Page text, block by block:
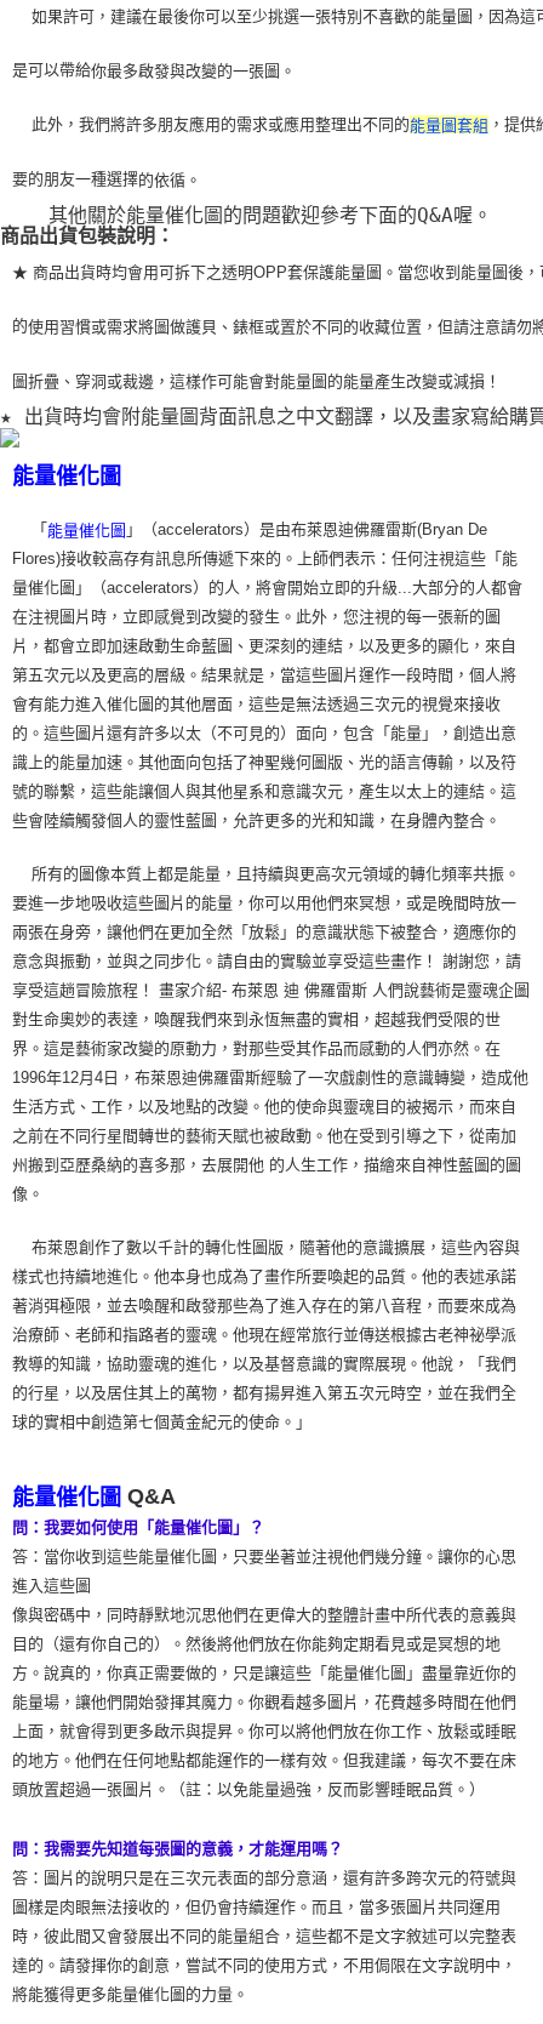
如果許可，建議在最後你可以至少挑選一張特別不喜歡的能量圖，因為這
是可以帶給你最多啟發與改變的一張圖。
    此外，我們將許多朋友應用的需求或應用整理出不同的
能量圖套組 ，提供
要的朋友一種選擇的依循。
    其他關於能量催化圖的問題歡迎參考下面的Q&A喔。
商品出貨包裝說明：
★ 商品出貨時均會用可拆下之透明OPP套保護能量圖。當您收到能量圖後，
的使用習慣或需求將圖做護貝、錶框或置於不同的收藏位置，但請注意請勿
圖折疊、穿洞或裁邊，這樣作可能會對能量圖的能量產生改變或減損！
★ 出貨時均會附能量圖背面訊息之中文翻譯，以及畫家寫給購
能量催化圖
「能量催化圖 」（accelerators）是由布萊恩迪佛羅雷斯(Bryan De
Flores)接收較高存有訊息所傳遞下來的。上師們表示：任何注視這些「能
量催化圖」（accelerators）的人，將會開始立即的升級...大部分的人都會
在注視圖片時，立即感覺到改變的發生。此外，您注視的每一張新的圖
片，都會立即加速啟動生命藍圖、更深刻的連結，以及更多的顯化，來自
第五次元以及更高的層級。結果就是，當這些圖片運作一段時間，個人將
會有能力進入催化圖的其他層面，這些是無法透過三次元的視覺來接收
的。這些圖片還有許多以太（不可見的）面向，包含「能量」，創造出意
識上的能量加速。其他面向包括了神聖幾何圖版、光的語言傳輸，以及符
號的聯繫，這些能讓個人與其他星系和意識次元，產生以太上的連結。這
些會陸續觸發個人的靈性藍圖，允許更多的光和知識，在身體內整合。
所有的圖像本質上都是能量，且持續與更高次元領域的轉化頻率共振。
要進一步地吸收這些圖片的能量，你可以用他們來冥想，或是晚間時放一
兩張在身旁，讓他們在更加全然「放鬆」的意識狀態下被整合，適應你的
意念與振動，並與之同步化。請自由的實驗並享受這些畫作！ 謝謝您，請
享受這趟冒險旅程！ 畫家介紹- 布萊恩 迪 佛羅雷斯 人們說藝術是靈魂企圖
對生命奧妙的表達，喚醒我們來到永恆無盡的實相，超越我們受限的世
界。這是藝術家改變的原動力，對那些受其作品而感動的人們亦然。在
1996年12月4日，布萊恩迪佛羅雷斯經驗了一次戲劇性的意識轉變，造成他
生活方式、工作，以及地點的改變。他的使命與靈魂目的被揭示，而來自
之前在不同行星間轉世的藝術天賦也被啟動。他在受到引導之下，從南加
州搬到亞歷桑納的喜多那，去展開他 的人生工作，描繪來自神性藍圖的圖
像。
布萊恩創作了數以千計的轉化性圖版，隨著他的意識擴展，這些內容與
樣式也持續地進化。他本身也成為了畫作所要喚起的品質。他的表述承諾
著消弭極限，並去喚醒和啟發那些為了進入存在的第八音程，而要來成為
治療師、老師和指路者的靈魂。他現在經常旅行並傳送根據古老神祕學派
教導的知識，協助靈魂的進化，以及基督意識的實際展現。他說，「我們
的行星，以及居住其上的萬物，都有揚昇進入第五次元時空，並在我們全
球的實相中創造第七個黃金紀元的使命。」
能量催化圖 Q&A
問：我要如何使用「能量催化圖」？
答：當你收到這些能量催化圖，只要坐著並注視他們幾分鐘。讓你的心思
進入這些圖
像與密碼中，同時靜默地沉思他們在更偉大的整體計畫中所代表的意義與
目的（還有你自己的）。然後將他們放在你能夠定期看見或是冥想的地
方。說真的，你真正需要做的，只是讓這些「能量催化圖」盡量靠近你的
能量場，讓他們開始發揮其魔力。你觀看越多圖片，花費越多時間在他們
上面，就會得到更多啟示與提昇。你可以將他們放在你工作、放鬆或睡眠
的地方。他們在任何地點都能運作的一樣有效。但我建議，每次不要在床
頭放置超過一張圖片。（註：以免能量過強，反而影響睡眠品質。）
問：我需要先知道每張圖的意義，才能運用嗎？
答：圖片的說明只是在三次元表面的部分意涵，還有許多跨次元的符號與
圖樣是肉眼無法接收的，但仍會持續運作。而且，當多張圖片共同運用
時，彼此間又會發展出不同的能量組合，這些都不是文字敘述可以完整表
達的。請發揮你的創意，嘗試不同的使用方式，不用侷限在文字說明中，
將能獲得更多能量催化圖的力量。